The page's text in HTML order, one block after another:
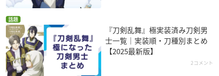
話題
『刀剣乱舞』極実装済み刀剣男
士一覧｜実装順・刀種別まとめ
【2025最新版】
2コメント